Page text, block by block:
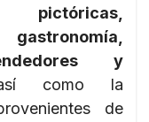
pictóricas,
y
como la
de